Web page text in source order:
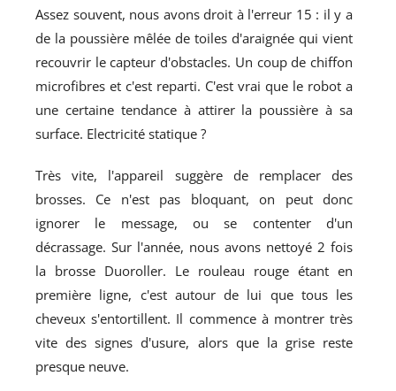
Assez souvent, nous avons droit à l'erreur 15 : il y a
de la poussière mêlée de toiles d'araignée qui vient
recouvrir le capteur d'obstacles. Un coup de chiffon
microfibres et c'est reparti. C'est vrai que le robot a
une certaine tendance à attirer la poussière à sa
surface. Electricité statique ?
Très vite, l'appareil suggère de remplacer des
brosses. Ce n'est pas bloquant, on peut donc
ignorer le message, ou se contenter d'un
décrassage. Sur l'année, nous avons nettoyé 2 fois
la brosse Duoroller. Le rouleau rouge étant en
première ligne, c'est autour de lui que tous les
cheveux s'entortillent. Il commence à montrer très
vite des signes d'usure, alors que la grise reste
presque neuve.